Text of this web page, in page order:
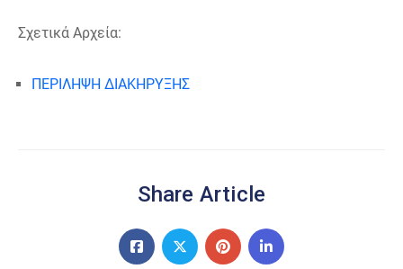
Σχετικά Αρχεία:
ΠΕΡΙΛΗΨΗ ΔΙΑΚΗΡΥΞΗΣ
Share Article